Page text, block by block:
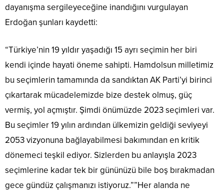
dayanışma sergileyeceğine inandığını vurgulayan
Erdoğan şunları kaydetti:
“Türkiye’nin 19 yıldır yaşadığı 15 ayrı seçimin her biri
kendi içinde hayati öneme sahipti. Hamdolsun milletimiz
bu seçimlerin tamamında da sandıktan AK Parti’yi birinci
çıkartarak mücadelemizde bize destek olmuş, güç
vermiş, yol açmıştır. Şimdi önümüzde 2023 seçimleri var.
Bu seçimler 19 yılın ardından ülkemizin geldiği seviyeyi
2053 vizyonuna bağlayabilmesi bakımından en kritik
dönemeci teşkil ediyor. Sizlerden bu anlayışla 2023
seçimlerine kadar tek bir gününüzü bile boş bırakmadan
gece gündüz çalışmanızı istiyoruz.””Her alanda ne